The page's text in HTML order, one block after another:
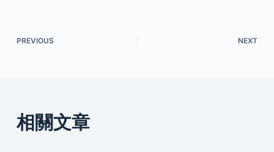
PREVIOUS NEXT
相關文章